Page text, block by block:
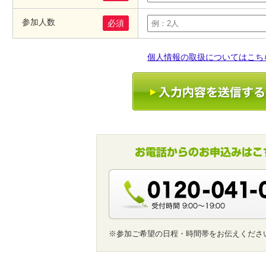
参加人数 必須
個人情報の取扱についてはこち
※参加ご希望の日程・時間帯をお伝えくださ